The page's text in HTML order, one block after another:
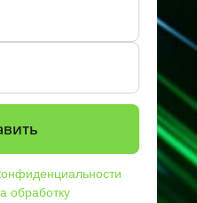
обработку